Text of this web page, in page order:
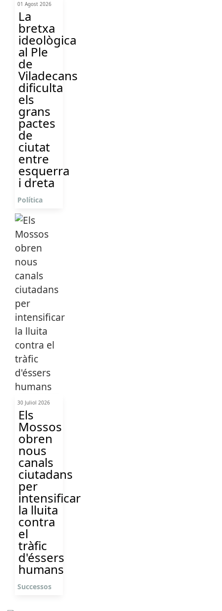
01 Agost 2026
La
bretxa
ideològica
al Ple
de
Viladecans
dificulta
els
grans
pactes
de
ciutat
entre
esquerra
i dreta
Política
30 Juliol 2026
Els
Mossos
obren
nous
canals
ciutadans
per
intensificar
la lluita
contra
el
tràfic
d'éssers
humans
Successos